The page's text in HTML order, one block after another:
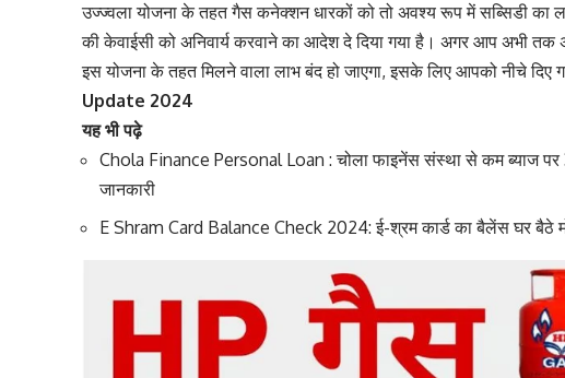
उज्ज्वला योजना के तहत गैस कनेक्शन धारकों को तो अवश्य रूप में सब्सिडी का
की केवाईसी को अनिवार्य करवाने का आदेश दे दिया गया है। अगर आप अभी
इस योजना के तहत मिलने वाला लाभ बंद हो जाएगा, इसके लिए आपको नीचे दिए
Update 2024
यह भी पढ़े
Chola Finance Personal Loan : चोला फाइनेंस संस्था से कम ब्याज पर
जानकारी
E Shram Card Balance Check 2024: ई-श्रम कार्ड का बैलेंस घर बैठे